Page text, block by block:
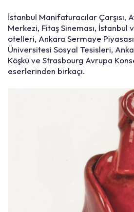
İstanbul Manifaturacılar Çarşısı,
Merkezi, Fitaş Sineması, İstanbul
otelleri, Ankara Sermaye
Üniversitesi Sosyal Tesisleri,
Köşkü ve Strasbourg Avrupa
eserlerinden birkaçı.